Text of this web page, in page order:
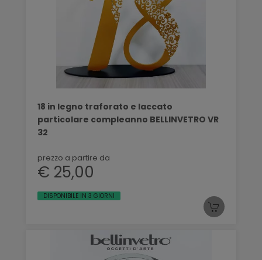
18 in legno traforato e laccato
particolare compleanno BELLINVETRO VR
32
prezzo a partire da
€ 25,00
DISPONIBILE IN 3 GIORNI